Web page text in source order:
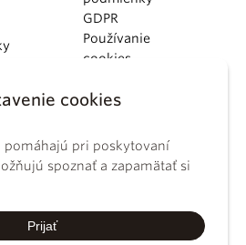
cookies
pomáhajú pri poskytovaní
spoznať a zapamätať si
Prijať
GDPR
Používanie
cookies